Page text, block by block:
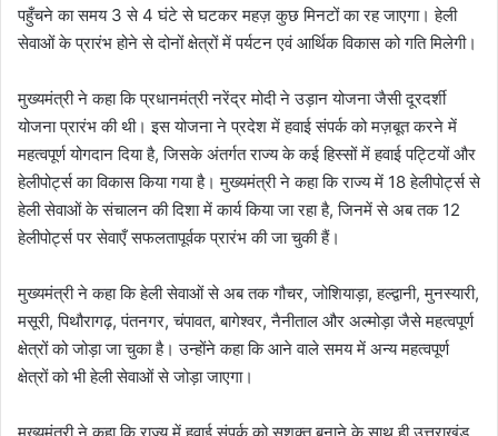
पहुँचने का समय 3 से 4 घंटे से घटकर महज़ कुछ मिनटों का रह जाएगा। हेली
सेवाओं के प्रारंभ होने से दोनों क्षेत्रों में पर्यटन एवं आर्थिक विकास को गति मिलेगी।
मुख्यमंत्री ने कहा कि प्रधानमंत्री नरेंद्र मोदी ने उड़ान योजना जैसी दूरदर्शी
योजना प्रारंभ की थी। इस योजना ने प्रदेश में हवाई संपर्क को मज़बूत करने में
महत्वपूर्ण योगदान दिया है, जिसके अंतर्गत राज्य के कई हिस्सों में हवाई पट्टियों और
हेलीपोर्ट्स का विकास किया गया है। मुख्यमंत्री ने कहा कि राज्य में 18 हेलीपोर्ट्स से
हेली सेवाओं के संचालन की दिशा में कार्य किया जा रहा है, जिनमें से अब तक 12
हेलीपोर्ट्स पर सेवाएँ सफलतापूर्वक प्रारंभ की जा चुकी हैं।
मुख्यमंत्री ने कहा कि हेली सेवाओं से अब तक गौचर, जोशियाड़ा, हल्द्वानी, मुनस्यारी,
मसूरी, पिथौरागढ़, पंतनगर, चंपावत, बागेश्वर, नैनीताल और अल्मोड़ा जैसे महत्वपूर्ण
क्षेत्रों को जोड़ा जा चुका है। उन्होंने कहा कि आने वाले समय में अन्य महत्वपूर्ण
क्षेत्रों को भी हेली सेवाओं से जोड़ा जाएगा।